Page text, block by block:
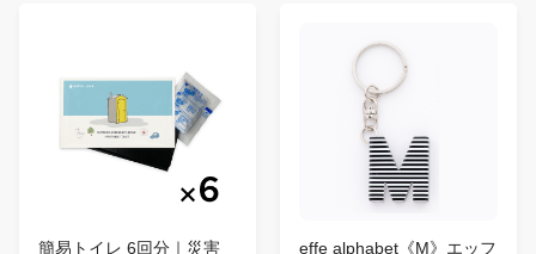
簡易トイレ 6回分｜災害
effe alphabet《M》エッフ